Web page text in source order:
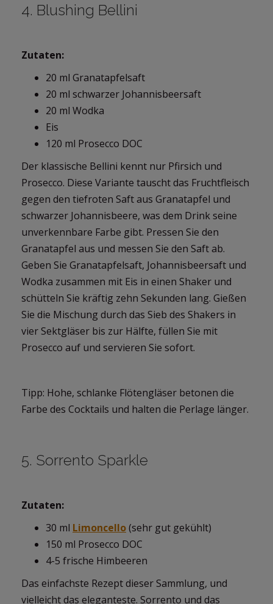
4. Blushing Bellini
Zutaten:
20 ml Granatapfelsaft
20 ml schwarzer Johannisbeersaft
20 ml Wodka
Eis
120 ml Prosecco DOC
Der klassische Bellini kennt nur Pfirsich und
Prosecco. Diese Variante tauscht das Fruchtfleisch
gegen den tiefroten Saft aus Granatapfel und
schwarzer Johannisbeere, was dem Drink seine
unverkennbare Farbe gibt. Pressen Sie den
Granatapfel aus und messen Sie den Saft ab.
Geben Sie Granatapfelsaft, Johannisbeersaft und
Wodka zusammen mit Eis in einen Shaker und
schütteln Sie kräftig zehn Sekunden lang. Gießen
Sie die Mischung durch das Sieb des Shakers in
vier Sektgläser bis zur Hälfte, füllen Sie mit
Prosecco auf und servieren Sie sofort.
Tipp: Hohe, schlanke Flötengläser betonen die
Farbe des Cocktails und halten die Perlage länger.
5. Sorrento Sparkle
Zutaten:
30 ml Limoncello(sehr gut gekühlt)
150 ml Prosecco DOC
4-5 frische Himbeeren
Das einfachste Rezept dieser Sammlung, und
vielleicht das eleganteste. Sorrento und das